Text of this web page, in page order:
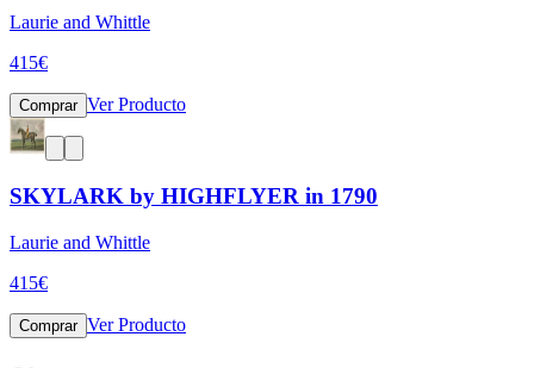
Laurie and Whittle
415€
Comprar Ver Producto
SKYLARK by HIGHFLYER in 1790
Laurie and Whittle
415€
Comprar Ver Producto